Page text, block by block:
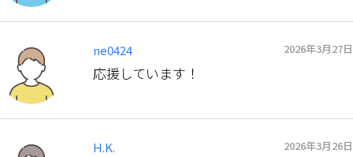
ne0424 2026年3月27日
応援しています！
H.K. 2026年3月26日